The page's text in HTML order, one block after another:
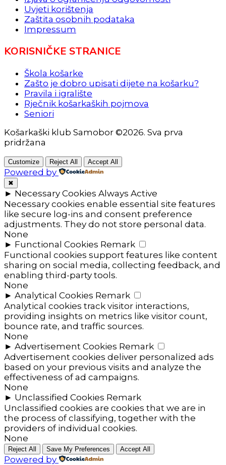
Uvjeti korištenja
Zaštita osobnih podataka
Impressum
KORISNIČKE STRANICE
Škola košarke
Zašto je dobro upisati dijete na košarku?
Pravila i igralište
Rječnik košarkaških pojmova
Seniori
Košarkaški klub Samobor ©2026. Sva prva
pridržana
Customize Reject All Accept All
Powered by
✖
► Necessary Cookies Always Active
Necessary cookies enable essential site features
like secure log-ins and consent preference
adjustments. They do not store personal data.
None
► Functional Cookies Remark
Functional cookies support features like content
sharing on social media, collecting feedback, and
enabling third-party tools.
None
► Analytical Cookies Remark
Analytical cookies track visitor interactions,
providing insights on metrics like visitor count,
bounce rate, and traffic sources.
None
► Advertisement Cookies Remark
Advertisement cookies deliver personalized ads
based on your previous visits and analyze the
effectiveness of ad campaigns.
None
► Unclassified Cookies Remark
Unclassified cookies are cookies that we are in
the process of classifying, together with the
providers of individual cookies.
None
Reject All Save My Preferences Accept All
Powered by